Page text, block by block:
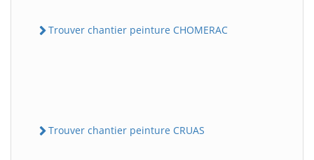
Trouver chantier peinture CHOMERAC
Trouver chantier peinture CRUAS